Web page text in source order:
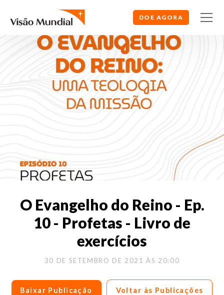
DOE AGORA
O Evangelho do Reino - Ep.
10 - Profetas - Livro de
exercícios
30 DE SETEMBRO DE 2021 ÀS 20:00
Baixar Publicação Voltar às Publicações